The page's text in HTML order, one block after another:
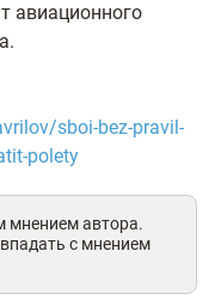
авиационного
sboi-bez-pravil-
polety
мнением автора.
с мнением